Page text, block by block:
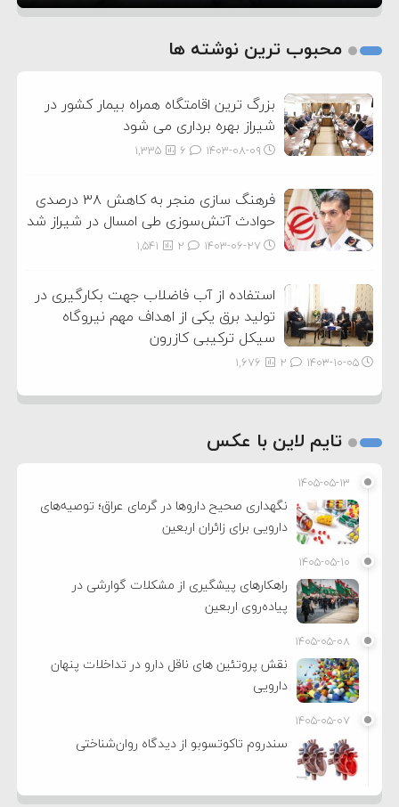
2
محبوب ترین نوشته ها
بزرگ ترین اقامتگاه همراه بیمار کشور در
شیراز بهره برداری می شود
۱۴۰۳-۰۸-۰۹ 1,335
فرهنگ سازی منجر به کاهش ۳۸ درصدی
حوادث آتش‌سوزی طی امسال در شیراز شد
۱۴۰۳-۰۶-۲۷ 1,541
استفاده از آب فاضلاب جهت بکارگیری در
تولید برق یکی از اهداف مهم نیروگاه
سیکل ترکیبی کازرون
۱۴۰۳-۱۰-۰۵ 1,676
تایم لاین با عکس
۱۴۰۵-۰۵-۱۳
نگهداری صحیح داروها در گرمای عراق؛ توصیه‌های
دارویی برای زائران اربعین
۱۴۰۵-۰۵-۱۰
راهکارهای پیشگیری از مشکلات گوارشی در
پیاده‌روی اربعین
۱۴۰۵-۰۵-۰۸
نقش پروتئین های ناقل دارو در تداخلات پنهان
دارویی
۱۴۰۵-۰۵-۰۷
سندروم تاکوتسوبو از دیدگاه روان‌شناختی